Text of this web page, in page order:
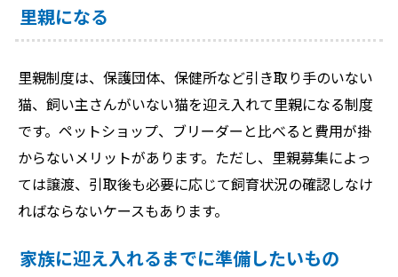
里親になる
里親制度は、保護団体、保健所など引き取り手のいない
猫、飼い主さんがいない猫を迎え入れて里親になる制度
です。ペットショップ、ブリーダーと比べると費用が掛
からないメリットがあります。ただし、里親募集によっ
ては譲渡、引取後も必要に応じて飼育状況の確認しなけ
ればならないケースもあります。
家族に迎え入れるまでに準備したいもの